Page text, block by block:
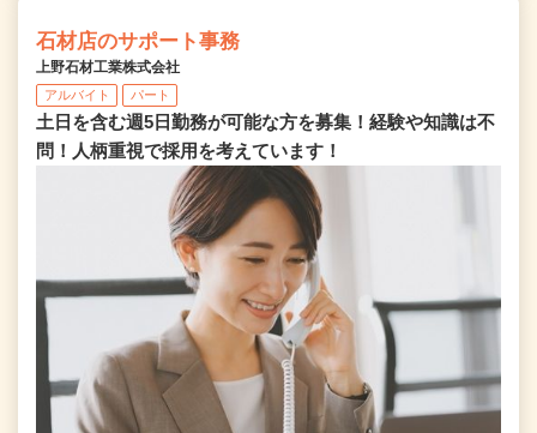
石材店のサポート事務
上野石材工業株式会社
アルバイト パート
土日を含む週5日勤務が可能な方を募集！経験や知識は不
問！人柄重視で採用を考えています！